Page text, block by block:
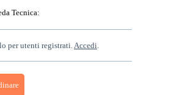
Tecnica:
per utenti registrati.Accedi.